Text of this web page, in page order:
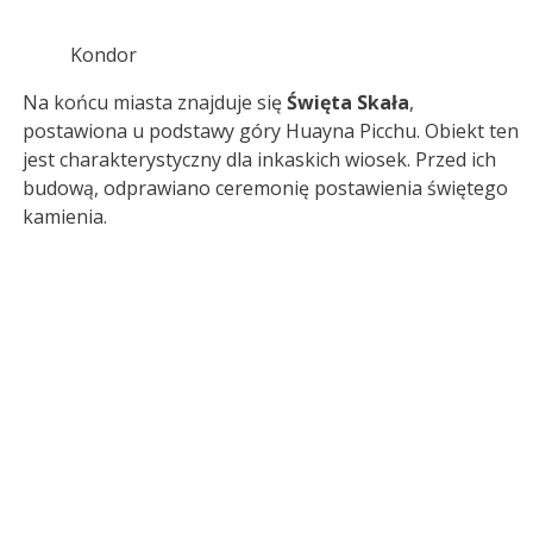
Kondor
Na końcu miasta znajduje sięŚwięta Skała,
postawiona u podstawy góry Huayna Picchu. Obiekt ten
jest charakterystyczny dla inkaskich wiosek. Przed ich
budową, odprawiano ceremonię postawienia świętego
kamienia.